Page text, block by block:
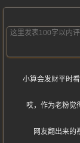
小算会发财平时
哎，作为老粉觉
网友翻出来的